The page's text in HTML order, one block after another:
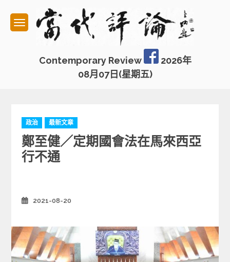
content
Contemporary Review
2026年
08月07日(星期五)
C
a
t
e
g
i
e
政治 最新文章
鄭至健／定期國會法在馬來西亞
行不通
2021-08-20